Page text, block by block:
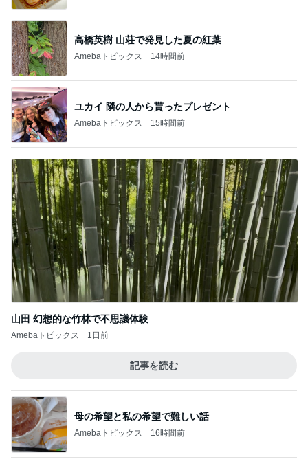
高橋英樹 山荘で発見した夏の紅葉
Amebaトピックス 14時間前
ユカイ 隣の人から貰ったプレゼント
Amebaトピックス 15時間前
山田 幻想的な竹林で不思議体験
Amebaトピックス 1日前
記事を読む
母の希望と私の希望で難しい話
Amebaトピックス 16時間前